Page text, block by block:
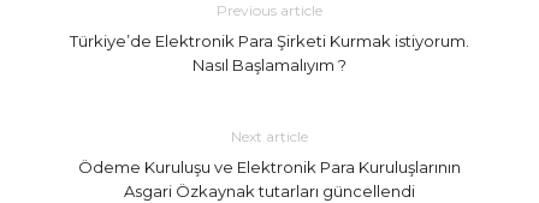
Previous article
Türkiye’de Elektronik Para Şirketi Kurmak istiyorum.
Nasıl Başlamalıyım ?
Next article
Ödeme Kuruluşu ve Elektronik Para Kuruluşlarının
Asgari Özkaynak tutarları güncellendi